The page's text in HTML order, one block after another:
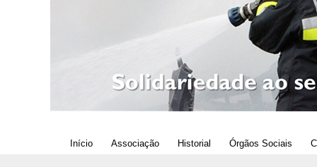
Início Associação Historial Órgãos Sociais